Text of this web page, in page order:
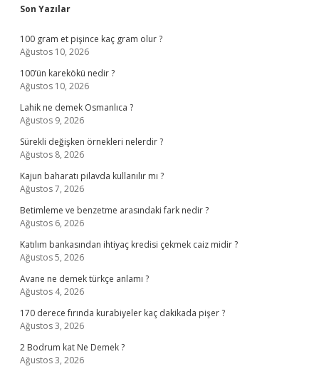
Sidebar
Son Yazılar
100 gram et pişince kaç gram olur ?
Ağustos 10, 2026
100’ün karekökü nedir ?
Ağustos 10, 2026
Lahik ne demek Osmanlıca ?
Ağustos 9, 2026
Sürekli değişken örnekleri nelerdir ?
Ağustos 8, 2026
Kajun baharatı pilavda kullanılır mı ?
Ağustos 7, 2026
Betimleme ve benzetme arasındaki fark nedir ?
Ağustos 6, 2026
Katılım bankasından ihtiyaç kredisi çekmek caiz midir ?
Ağustos 5, 2026
Avane ne demek türkçe anlamı ?
Ağustos 4, 2026
170 derece fırında kurabiyeler kaç dakikada pişer ?
Ağustos 3, 2026
2 Bodrum kat Ne Demek ?
Ağustos 3, 2026